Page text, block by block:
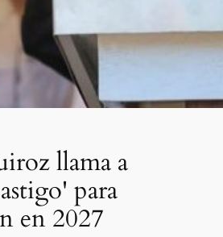
llama a
para
en 2027